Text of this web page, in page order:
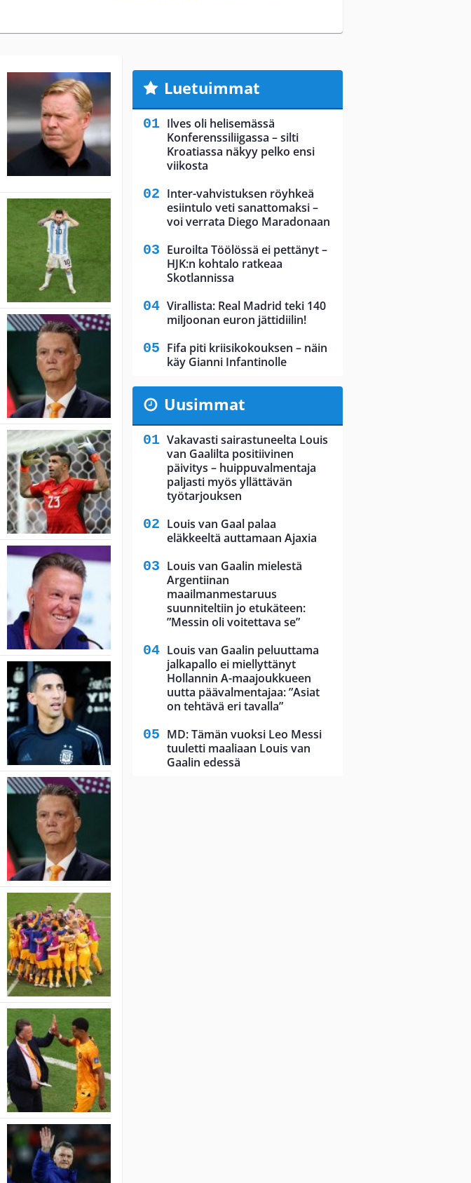
Luetuimmat
Ilves oli helisemässä
Konferenssiliigassa – silti
Kroatiassa näkyy pelko ensi
viikosta
Inter-vahvistuksen röyhkeä
esiintulo veti sanattomaksi –
voi verrata Diego Maradonaan
Euroilta Töölössä ei pettänyt –
HJK:n kohtalo ratkeaa
Skotlannissa
Virallista: Real Madrid teki 140
miljoonan euron jättidiilin!
Fifa piti kriisikokouksen – näin
käy Gianni Infantinolle
Uusimmat
Vakavasti sairastuneelta Louis
van Gaalilta positiivinen
päivitys – huippuvalmentaja
paljasti myös yllättävän
työtarjouksen
Louis van Gaal palaa
eläkkeeltä auttamaan Ajaxia
Louis van Gaalin mielestä
Argentiinan
maailmanmestaruus
suunniteltiin jo etukäteen:
”Messin oli voitettava se”
Louis van Gaalin peluuttama
jalkapallo ei miellyttänyt
Hollannin A-maajoukkueen
uutta päävalmentajaa: ”Asiat
on tehtävä eri tavalla”
MD: Tämän vuoksi Leo Messi
tuuletti maaliaan Louis van
Gaalin edessä